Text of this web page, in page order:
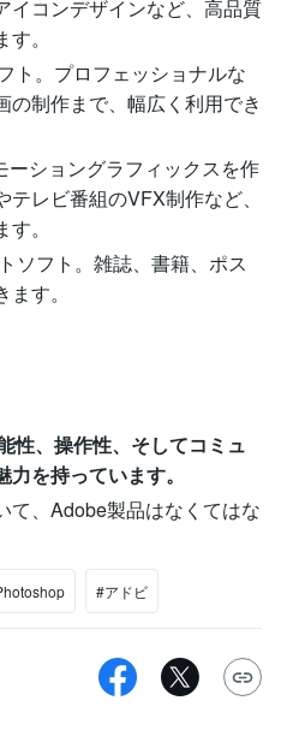
イコンデザインなど、高品質
。
ト。プロフェッショナルな
の制作まで、幅広く利用でき
ーショングラフィックスを作
レビ番組のVFX制作など、
。
ソフト。雑誌、書籍、ポス
す。
性、操作性、そしてコミュ
を持っています。
て、Adobe製品はなくてはな
#アドビ